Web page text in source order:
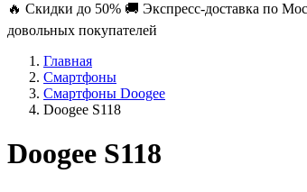
🔥 Скидки до 50% 🚚 Экспресс-доставка по
довольных покупателей
Главная
Смартфоны
Смартфоны Doogee
Doogee S118
Doogee S118